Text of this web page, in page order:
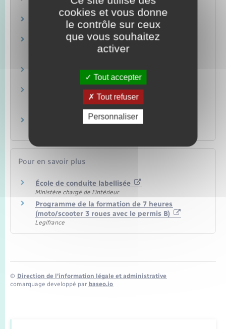
Argent – Impôts – Consommation
Permis B : voiture ou camionnette
Transports – Mobilité
Permis moto : permis A1 ou permis 125 (moto
Permis moto : permis A
Transports – Mobilité
Permis moto : permis A2 (moto de puissance
Transports – Mobilité
Bonus-malus dans l'assurance automobile
Pour en savoir plus
École de conduite labellisée
Ministère chargé de l'intérieur
Programme de la formation de 7 heures
(moto/scooter 3 roues avec le permis B)
Legifrance
© Direction de l’information légale et administrative
comarquage developpé par baseo.io
cookies et vous donne
le contrôle sur ceux
que vous souhaitez
activer
Tout accepter
Tout refuser
Personnaliser